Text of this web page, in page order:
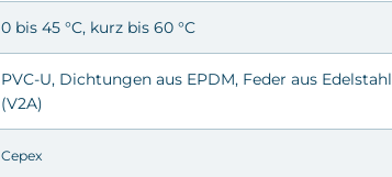
0 bis 45 °C, kurz bis 60 °C
PVC-U, Dichtungen aus EPDM, Feder aus Edelstahl
(V2A)
Cepex